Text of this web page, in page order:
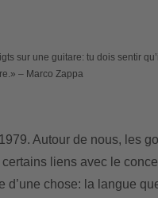
sur une guitare: tu dois sentir
– Marco Zappa
Autour de nous, les
liens avec le
d’une chose: la langue